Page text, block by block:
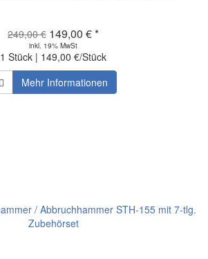
249,00 € 149,00 € *
inkl. 19% MwSt
1 Stück | 149,00 €/Stück
Mehr Informationen